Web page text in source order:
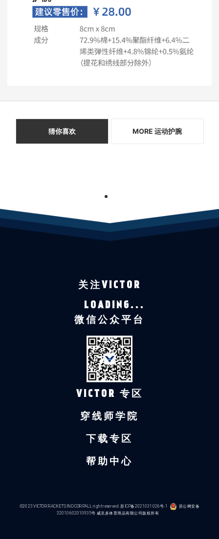
猜你喜欢 MORE 运动护腕
1
关注VICTOR
LOADING...
微信公众平台
VICTOR 专区
穿线师学院
下载专区
帮助中心
©2023 VICTOR RACKETS IND CORP.ALL right reserved.苏ICP备2021031026号-1 苏公网安备
32010602010935号 威克多体育用品有限公司版权所有